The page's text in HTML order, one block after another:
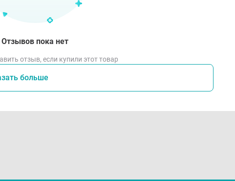
Отзывов пока нет
отзыв, если купили этот товар
больше